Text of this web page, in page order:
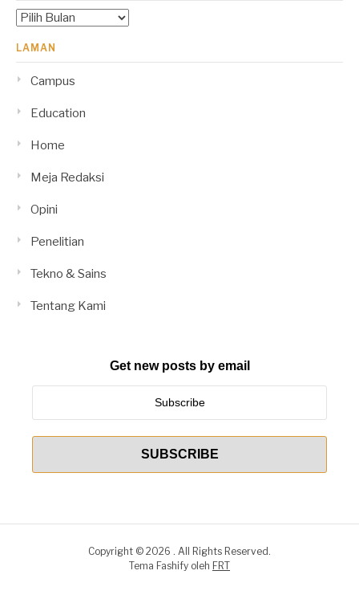
Arsip
LAMAN
Campus
Education
Home
Meja Redaksi
Opini
Penelitian
Tekno & Sains
Tentang Kami
Get new posts by email
Copyright © 2026 . All Rights Reserved.
Tema Fashify oleh FRT